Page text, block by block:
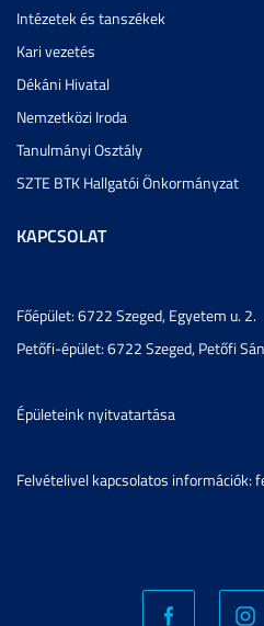
Intézetek és tanszékek
Kari vezetés
Dékáni Hivatal
Nemzetközi Iroda
Tanulmányi Osztály
SZTE BTK Hallgatói Önkormányzat
KAPCSOLAT
Főépület: 6722 Szeged, Egyetem u. 2.
Petőfi-épület: 6722 Szeged, Petőfi
Épületeink nyitvatartása
Felvételivel kapcsolatos információk: